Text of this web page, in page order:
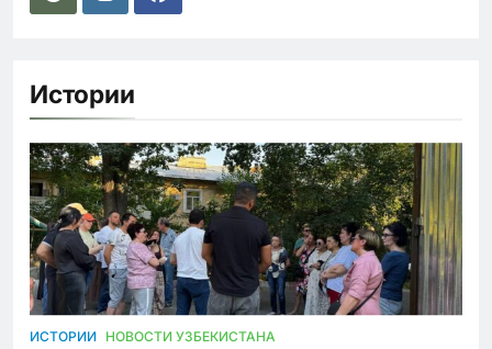
Истории
ИСТОРИИ НОВОСТИ УЗБЕКИСТАНА